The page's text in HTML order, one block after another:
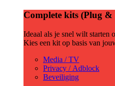
Complete kits (Plug &
Ideaal als je snel wilt starten
Kies een kit op basis van
Media / TV
Privacy / Adblock
Beveiliging